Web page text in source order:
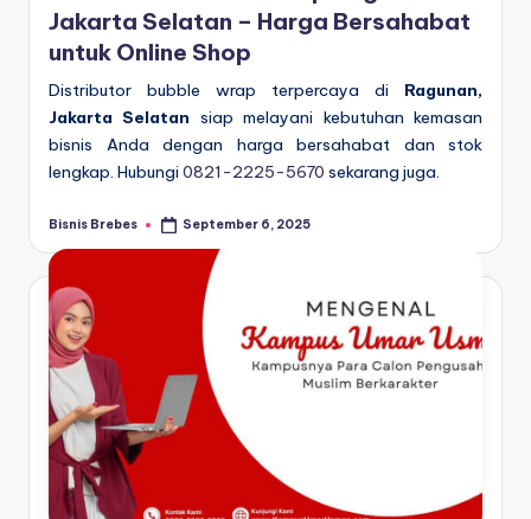
Jakarta Selatan – Harga Bersahabat
untuk Online Shop
Distributor bubble wrap terpercaya di Ragunan,
Jakarta Selatan siap melayani kebutuhan kemasan
bisnis Anda dengan harga bersahabat dan stok
lengkap. Hubungi 0821-2225-5670 sekarang juga.
Posted
Bisnis Brebes September 6, 2025